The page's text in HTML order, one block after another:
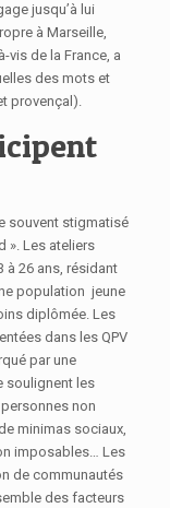
jusqu’à lui
à Marseille,
vis de la France, a
des mots et
provençal).
souvent stigmatisé
». Les ateliers
à 26 ans, résidant
population jeune
diplômée. Les
dans les QPV
par une
soulignent les
non
minimas sociaux,
imposables… Les
de communautés
des facteurs